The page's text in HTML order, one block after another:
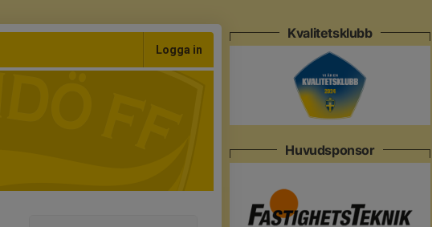
Logga in
Kvalitetsklubb
Huvudsponsor